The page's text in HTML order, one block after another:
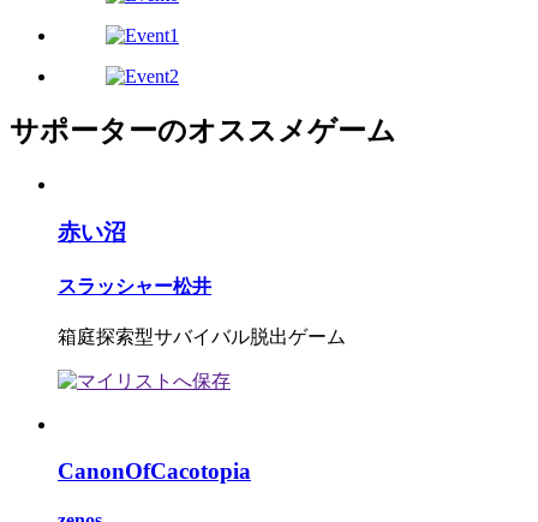
サポーターのオススメゲーム
赤い沼
スラッシャー松井
箱庭探索型サバイバル脱出ゲーム
CanonOfCacotopia